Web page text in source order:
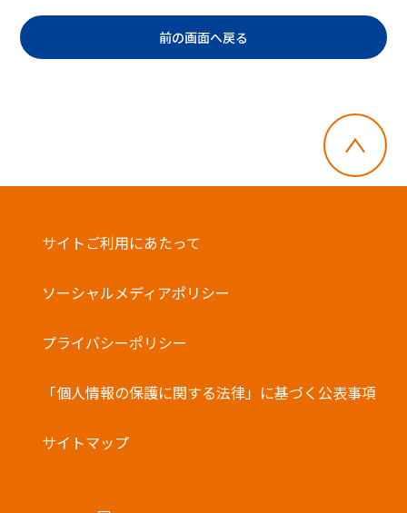
前の画面へ戻る
サイトご利用にあたって
ソーシャルメディアポリシー
プライバシーポリシー
「個人情報の保護に関する法律」に基づく公表事項
サイトマップ